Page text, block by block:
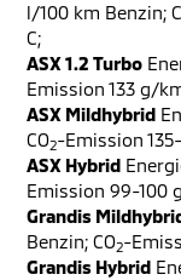
l/100 km Benzin;
C;
ASX 1.2 Turbo
Emission 133 g/
ASX Mildhybrid
CO2-Emission
ASX Hybrid
Emission 99-100
Grandis
Benzin; CO2-
Grandis Hybrid